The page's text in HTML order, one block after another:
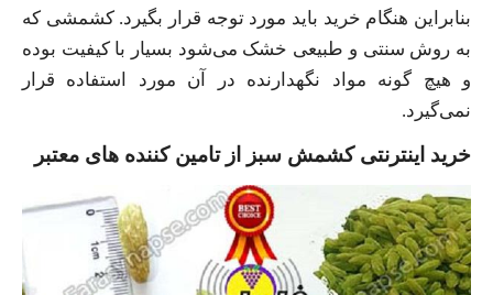
بنابراین هنگام خرید باید مورد توجه قرار بگیرد. کشمشی که
به روش سنتی و طبیعی خشک می‌شود بسیار با کیفیت بوده
و هیچ گونه مواد نگهدارنده در آن مورد استفاده قرار
نمی‌گیرد.
خرید اینترنتی کشمش سبز از تامین کننده های معتبر